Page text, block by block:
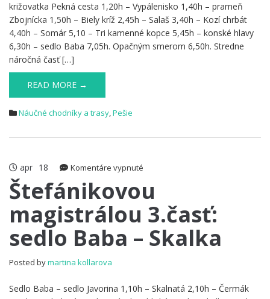
križovatka Pekná cesta 1,20h – Vypálenisko 1,40h – prameň
Zbojnícka 1,50h – Biely kríž 2,45h – Salaš 3,40h – Kozí chrbát
4,40h – Somár 5,10 – Tri kamenné kopce 5,45h – konské hlavy
6,30h – sedlo Baba 7,05h. Opačným smerom 6,50h. Stredne
náročná časť […]
READ MORE →
Náučné chodníky a trasy,Pešie
apr 18 Komentáre vypnuté
magistrálou
3.časť:
sedlo
Baba
Štefánikovou
magistrálou 3.časť:
sedlo Baba – Skalka
Posted bymartina kollarova
Sedlo Baba – sedlo Javorina 1,10h – Skalnatá 2,10h – Čermák